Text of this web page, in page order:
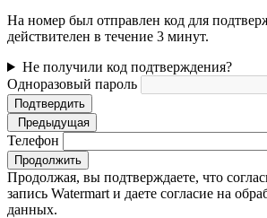
На номер был отправлен код для
действителен в течение 3 минут.
Не получили код подтверждения?
Одноразовый пароль
Подтвердить
Предыдущая
Телефон
Продолжить
Продолжая, вы подтверждаете, что
запись Watermart и даете согласие на
данных.